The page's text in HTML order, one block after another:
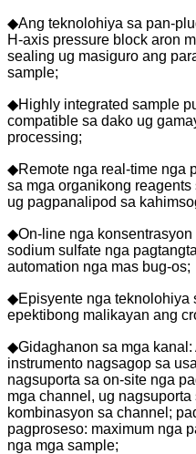
◆Ang teknolohiya sa pan-
H-axis pressure block aron
sealing ug masiguro ang
sample;
◆Highly integrated sample
compatible sa dako ug
processing;
◆Remote nga real-time nga
sa mga organikong
ug pagpanalipod sa
◆On-line nga
sodium sulfate nga
automation nga mas bug-os;
◆Episyente nga teknolohiya
epektibong malikayan ang
◆Gidaghanon sa mga
instrumento nagsagop sa
nagsuporta sa on-site nga
mga channel, ug nagsuporta
kombinasyon sa channel;
pagproseso: maximum nga
nga mga sample;